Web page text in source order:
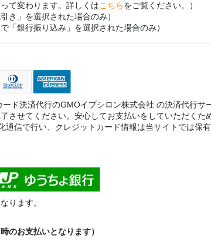
て変わります。詳しくはこちらをご覧ください。）
き」を選択された場合のみ）
「銀行振り込み」を選択された場合のみ）
ード決済代行のGMOイプシロン株式会社 の決済代行
させてください。安心してお支払いをしていただく
通信で行い、クレジットカード情報は当サイトでは保
ります。
のお支払いとなります）